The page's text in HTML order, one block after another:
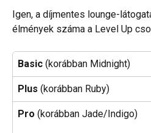
Igen, a díjmentes lounge-
élmények száma a Level Up
Basic (korábban Midnight)
Plus (korábban Ruby)
Pro (korábban Jade/Indigo)